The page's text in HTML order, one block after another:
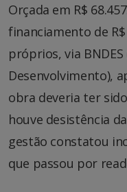
Orçada em R$
financiamento de
próprios, via
Desenvolvimento),
obra deveria ter
houve desistência
gestão constatou
que passou por